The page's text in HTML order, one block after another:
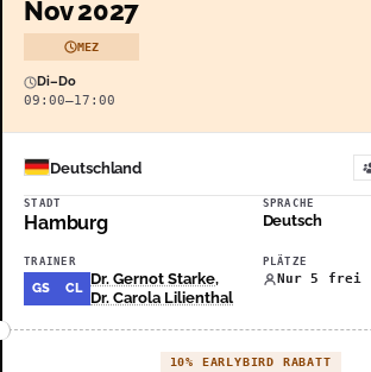
Nov 2027
MEZ
Di–Do
09:00–17:00
Deutschland
STADT
Hamburg
SPRACHE
Deutsch
TRAINER
GS CL
Dr. Gernot Starke,
Dr. Carola Lilienthal
PLÄTZE
Nur 5 frei
10% EARLYBIRD RABATT